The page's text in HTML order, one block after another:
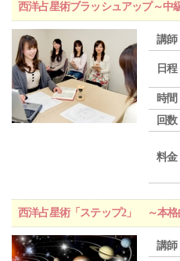
西洋占星術ブラッシュアップ～中
講師
日程
時間
回数
料金
西洋占星術「ステップ2」 ～本格
講師